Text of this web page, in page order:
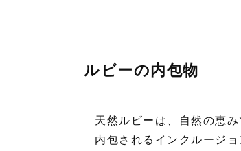
ルビーの内包物
天然ルビーは、自然の恵
内包されるインクルージ